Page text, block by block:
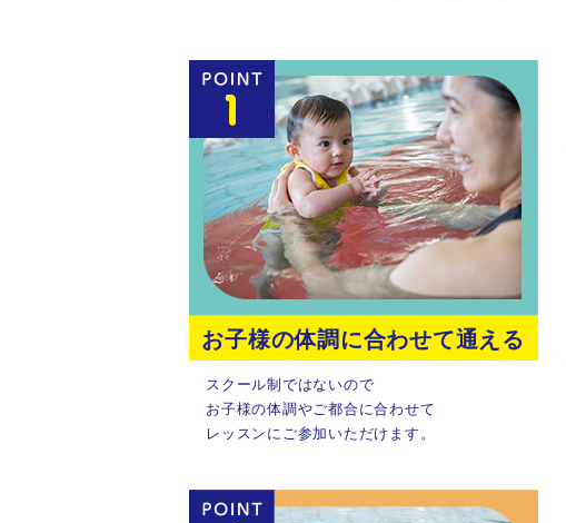
お子様の体調に合わせて通える
スクール制ではないので
お子様の体調やご都合に合わせて
レッスンにご参加いただけます。